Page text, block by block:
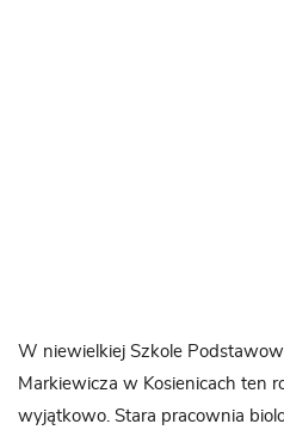
W niewielkiej Szkole
Markiewicza w Kosienicach ten
wyjątkowo. Stara pracownia